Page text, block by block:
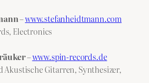
–www.stefanheidtmann.com
Electronics
–www.spin-records.de
Akustische Gitarren, Synthesizer,